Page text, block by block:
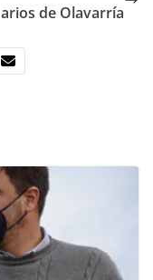
arios de Olavarría